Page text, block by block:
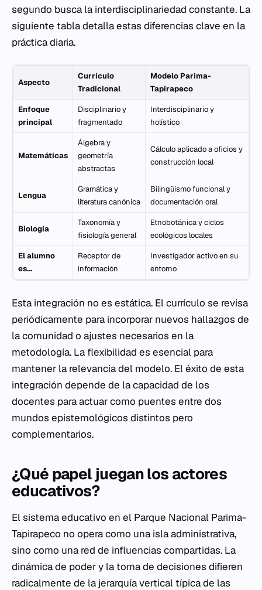
segundo busca la interdisciplinariedad constante. La
siguiente tabla detalla estas diferencias clave en la
práctica diaria.
Aspecto
Currículo
Tradicional
Modelo Parima-
Tapirapeco
Enfoque
principal
Disciplinario y
fragmentado
Interdisciplinario y
holístico
Matemáticas
Álgebra y
geometría
abstractas
Cálculo aplicado a oficios y
construcción local
Lengua
Gramática y
literatura canónica
Bilingüismo funcional y
documentación oral
Biología
Taxonomía y
fisiología general
Etnobotánica y ciclos
ecológicos locales
El alumno
es...
Receptor de
información
Investigador activo en su
entorno
Esta integración no es estática. El currículo se revisa
periódicamente para incorporar nuevos hallazgos de
la comunidad o ajustes necesarios en la
metodología. La flexibilidad es esencial para
mantener la relevancia del modelo. El éxito de esta
integración depende de la capacidad de los
docentes para actuar como puentes entre dos
mundos epistemológicos distintos pero
complementarios.
¿Qué papel juegan los actores
educativos?
El sistema educativo en el Parque Nacional Parima-
Tapirapeco no opera como una isla administrativa,
sino como una red de influencias compartidas. La
dinámica de poder y la toma de decisiones difieren
radicalmente de la jerarquía vertical típica de las